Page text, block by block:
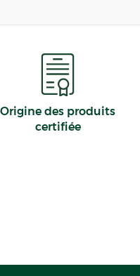
Origine des produits
certifiée